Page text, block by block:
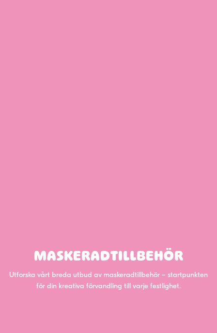
MASKERADTILLBEHÖR
Utforska vårt breda utbud av maskeradtillbehör – startpunkten
för din kreativa förvandling till varje festlighet.